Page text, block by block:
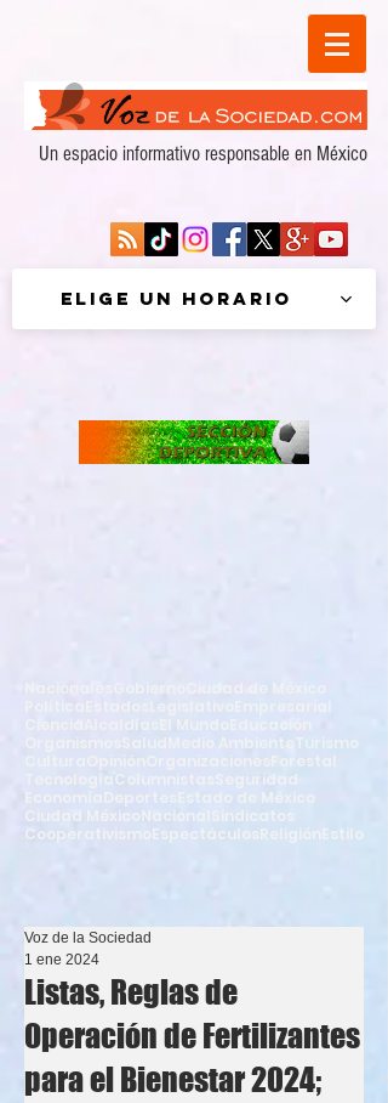
Un espacio informativo responsable en México
Elige un horario
Ciudad de México
Legislativo
Empresarial
Alcaldías El Mundo
Educación
Salud Medio AmbienteTurismo
Cultura
Opinión Organizaciones
Forestal
Tecnología Columnistas
Seguridad
Economía
Deportes Estado de México
Ciudad MéxicoNacional
Sindicatos
CooperativismoEspectáculosReligión Estilo
Listas, Reglas de
Operación de Fertilizantes
para el Bienestar 2024;
Voz de la Sociedad
1 ene 2024